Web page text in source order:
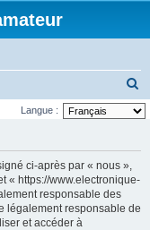
e
Langue :
ci-après par « nous »,
« https://www.electronique-
responsable des
légalement responsable de
et accéder à